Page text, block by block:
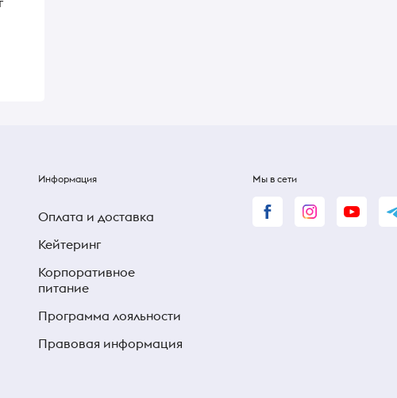
Информация
Оплата и доставка
Кейтеринг
Корпоративное
питание
Программа лояльности
Правовая информация
Мы в сети